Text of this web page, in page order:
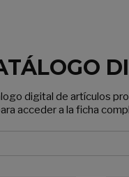
digital de artículos
acceder a la ficha